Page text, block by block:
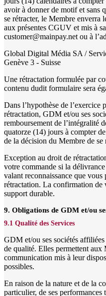
avoir à donner de motif et sans
se rétracter, le Membre enverra
aux présentes CGUV et mis à
customer@mainpay.net ou à
Global Digital Média SA /
Genève 3 - Suisse
Une rétractation formulée par
contenu dudit formulaire sera
Dans l’hypothèse de l’exercice
rétractation, GDM et/ou ses
remboursement de l’intégralité
quatorze (14) jours à compter
de la décision du Membre de se
Exception au droit de
votre commande si la
valant reconnaissance que
rétractation. La confirmation de
support durable.
9. Obligations de GDM et/ou
9.1 Qualité des Services
GDM et/ou ses sociétés
de qualité. Elles permettent aux
communication mis à leur
possibles.
En raison de la nature et de la
particulier, de ses performances